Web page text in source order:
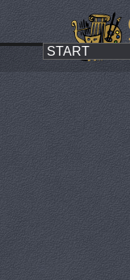
10 LECIE PGA
Kategoria: ZA NAMI
Paczkowska Grupa
Paczkowska Grupa
dekadę grupa z
artystycznej, tworząc
sztuki w regionie.
W skład Grupy
każdy z nich wnosi do